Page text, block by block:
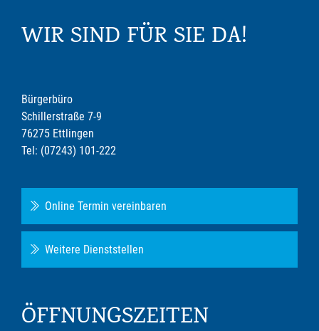
WIR SIND FÜR SIE DA!
Bürgerbüro
Schillerstraße 7-9
76275 Ettlingen
Tel: (07243) 101-222
Online Termin vereinbaren
Weitere Dienststellen
ÖFFNUNGSZEITEN